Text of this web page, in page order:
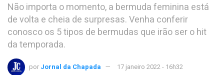
Não importa o momento, a bermuda feminina está
de volta e cheia de surpresas. Venha conferir
conosco os 5 tipos de bermudas que irão ser o hit
da temporada.
por Jornal da Chapada 17 janeiro 2022 - 16h32